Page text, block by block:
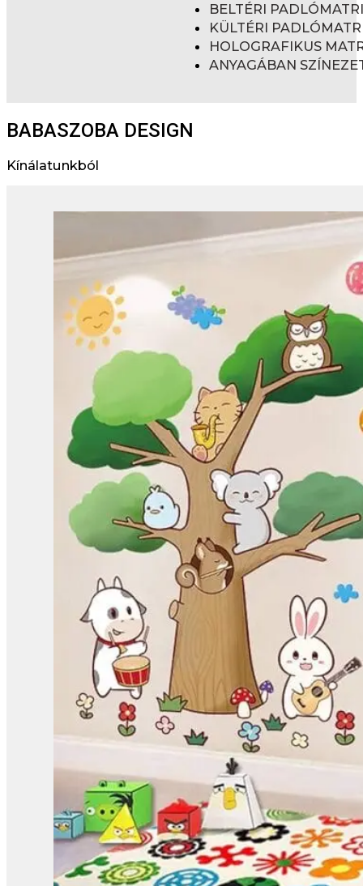
BELTÉRI
KÜLTÉRI
HOLOGRAFIKUS
ANYAGÁBAN
BABASZOBA DESIGN
Kínálatunkból